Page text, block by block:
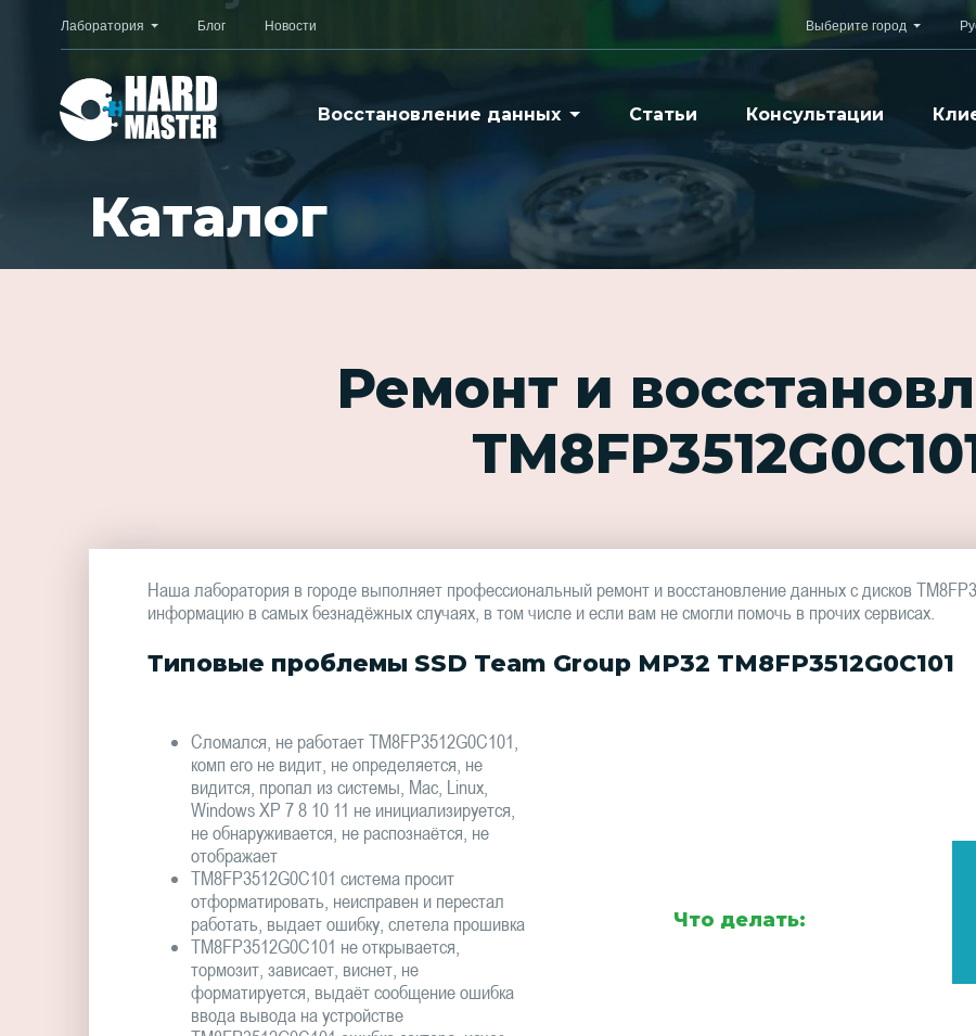
Восстановление данных Статьи Консультации
Лаборатория Блог Новости Выберите город
Каталог
Ремонт и
Наша лаборатория в городе выполняет профессиональный ремонт и восстановление данных с дисков
информацию в самых безнадёжных случаях, в том числе и если вам не смогли помочь в прочих сервисах.
Типовые проблемы SSD Team Group MP32 TM8FP3512G0C101
Сломался, не работает TM8FP3512G0C101,
комп его не видит, не определяется, не
видится, пропал из системы, Mac, Linux,
Windows XP 7 8 10 11 не инициализируется,
не обнаруживается, не распознаётся, не
отображает
TM8FP3512G0C101 система просит
отформатировать, неисправен и перестал
работать, выдает ошибку, слетела прошивка
TM8FP3512G0C101 не открывается,
тормозит, зависает, виснет, не
форматируется, выдаёт сообщение ошибка
ввода вывода на устройстве
Что делать: